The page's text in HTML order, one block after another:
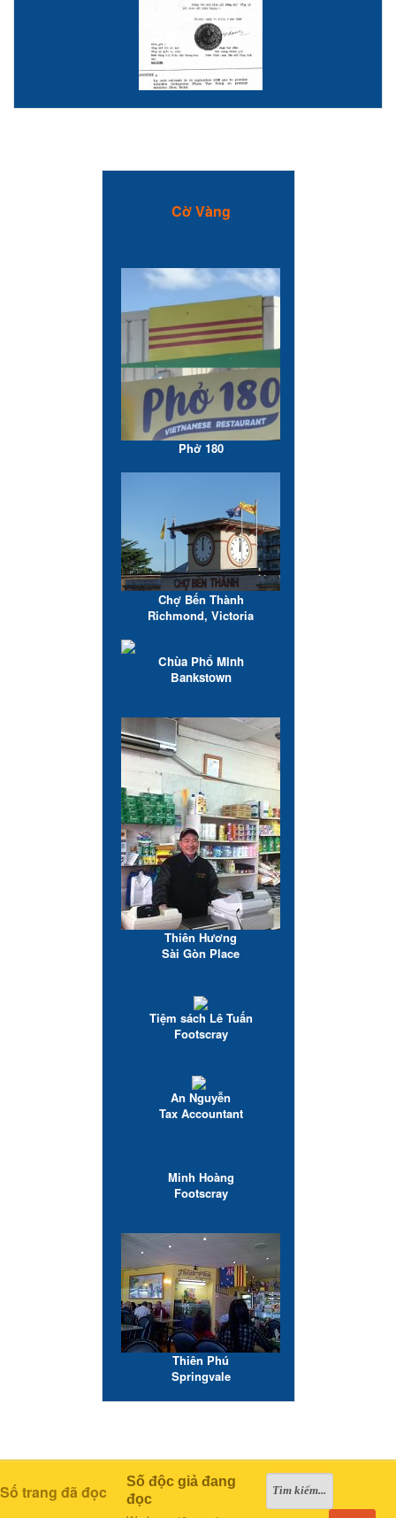
Cờ Vàng
Phở 180
Chợ Bến Thành
Richmond, Victoria
Chùa Phổ Minh
Bankstown
Thiên Hương
Sài Gòn Place
Tiệm sách Lê Tuấn
Footscray
An Nguyễn
Tax Accountant
Minh Hoàng
Footscray
Thiên Phú
Springvale
Số trang đã đọc
Số độc giả đang
đọc